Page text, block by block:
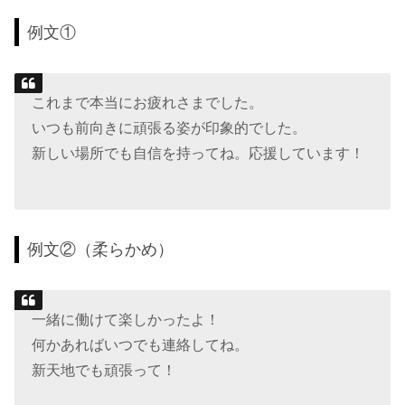
例文①
これまで本当にお疲れさまでした。
いつも前向きに頑張る姿が印象的でした。
新しい場所でも自信を持ってね。応援しています！
例文②（柔らかめ）
一緒に働けて楽しかったよ！
何かあればいつでも連絡してね。
新天地でも頑張って！